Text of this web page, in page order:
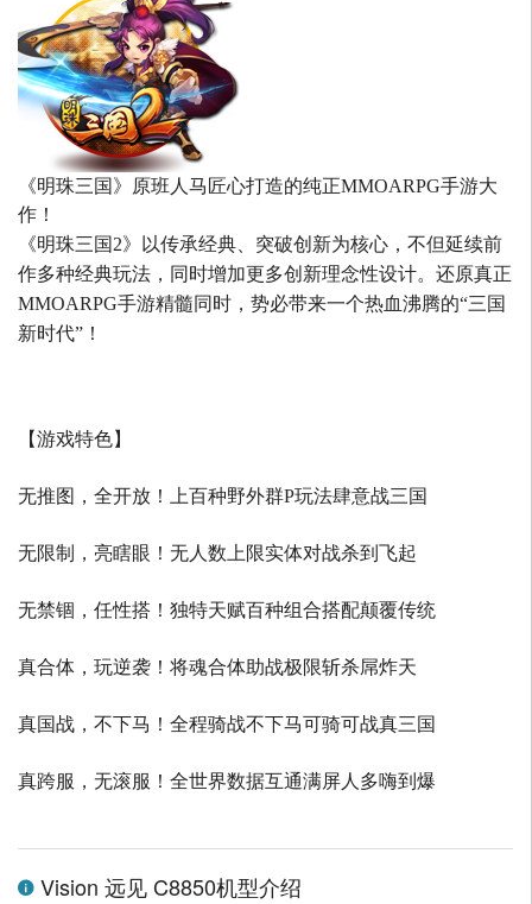
《明珠三国》原班人马匠心打造的纯正MMOARPG手游大
作！
《明珠三国2》以传承经典、突破创新为核心，不但延续前
作多种经典玩法，同时增加更多创新理念性设计。还原真正
MMOARPG手游精髓同时，势必带来一个热血沸腾的“三国
新时代”！
【游戏特色】
无推图，全开放！上百种野外群P玩法肆意战三国
无限制，亮瞎眼！无人数上限实体对战杀到飞起
无禁锢，任性搭！独特天赋百种组合搭配颠覆传统
真合体，玩逆袭！将魂合体助战极限斩杀屌炸天
真国战，不下马！全程骑战不下马可骑可战真三国
真跨服，无滚服！全世界数据互通满屏人多嗨到爆
Vision 远见 C8850机型介绍